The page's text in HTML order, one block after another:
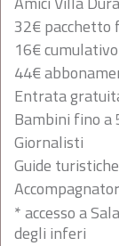
32€ pacchetto
16€
44€
Entrata
Bambini fino a
Giornalisti
Guide turistiche
* accesso a
degli inferi